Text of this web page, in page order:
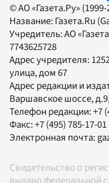
© АО «Газета.Ру»
Название: Газета.Ru
Учредитель:АО
7743625728
Адрес учредителя:
улица, дом 67
Адрес редакции и
Варшавское шоссе,
Телефон редакции:+7
Факс:+7 (495) 785-17-01
Электронная почта:
Свидетельство о